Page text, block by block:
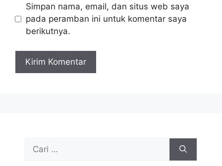
Simpan nama, email, dan situs web saya
pada peramban ini untuk komentar saya
berikutnya.
untuk: